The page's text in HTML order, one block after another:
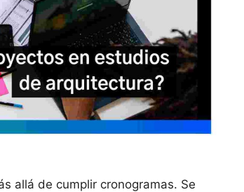
allá de cumplir cronogramas. Se